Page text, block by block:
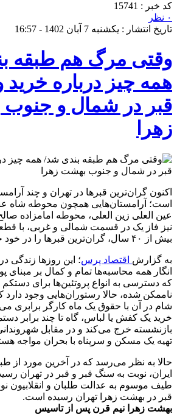
کد خبر : 15741
۰ نظر
تاریخ انتشار : یکشنبه 7 آبان 1402 - 16:57
وقتی مرگ هم طبقه
همه چیز درباره
قبر در شمال و
زهرا
اکنون گران‌ترین قبر‌ها در تهران و چند
است؛ آرامستان‌هایی همچون محوطه شاه
عین العلی زین العلی، محوطه امامزاده
بیش از ۴۰ سال، گران‌ترین قبر‌ها را در خود جای دارد.
به گزارش اقتصاد پرس؛ این روز‌ها زندگی
انگار همه محاسبه‌ها تمام و کمال بر
ناممکن شده، حالا رستوران‌هایی وجود
شام در آن با حقوق یک ماه کارگر برابری
خرید یک کفش یا لباس، گاه تا چند برابر
بازنشسته خرج می‌کند و در مقابل
تهیه یک مسکن و سرپناه با بحران مواجه
حالا به نظر می‌رسد که در آخرین مورد از
ایران، نوبت به سنگ قبر و قبر در تهران
طیف موسوم به عدالت طلبان و انقلابیون
قبر در بهشت زهرا تهران رسیده است.
بهشت زهرا نیم قرن پس از تاسیس